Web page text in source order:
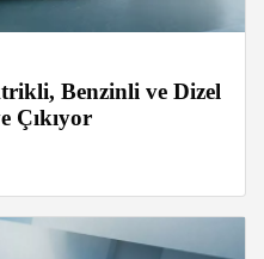
Benzinli ve Dizel
Çıkıyor